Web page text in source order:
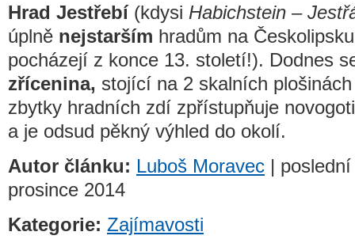
Hrad Jestřebí(kdysi Habichstein –
úplně nejstarším hradům na
pocházejí z konce 13. století!). Dodnes
zřícenina, stojící na 2 skalních
zbytky hradních zdí zpřístupňuje
a je odsud pěkný výhled do okolí.
Autor článku: Luboš Moravec |
prosince 2014
Kategorie: Zajímavosti